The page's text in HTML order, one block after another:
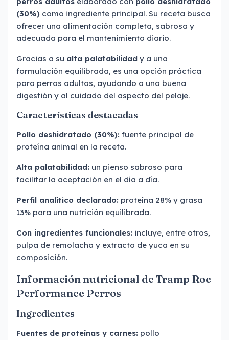
(30%) como ingrediente principal. Su receta busca
ofrecer una alimentación completa, sabrosa y
adecuada para el mantenimiento diario.
Gracias a su alta palatabilidad y a una
formulación equilibrada, es una opción práctica
para perros adultos, ayudando a una buena
digestión y al cuidado del aspecto del pelaje.
Características destacadas
Pollo deshidratado (30%): fuente principal de
proteína animal en la receta.
Alta palatabilidad: un pienso sabroso para
facilitar la aceptación en el día a día.
Perfil analítico declarado: proteína 28% y grasa
13% para una nutrición equilibrada.
Con ingredientes funcionales: incluye, entre otros,
pulpa de remolacha y extracto de yuca en su
composición.
Información nutricional de Tramp Roc
Performance Perros
Ingredientes
Fuentes de proteínas y carnes: pollo